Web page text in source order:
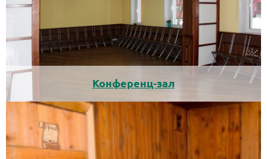
Конференц-зал